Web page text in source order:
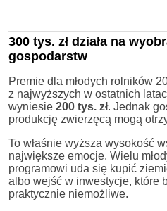
300 tys. zł działa na
gospodarstw
Premie dla młodych rolników
z najwyższych w ostatnich
wyniesie 200 tys. zł. Jednak
produkcję zwierzęcą mogą
To właśnie wyższa wysokość
największe emocje. Wielu
programowi uda się kupić
albo wejść w inwestycje, które
praktycznie niemożliwe.